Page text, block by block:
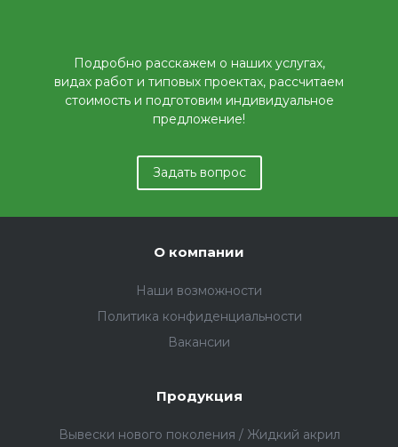
Подробно расскажем о наших услугах,
видах работ и типовых проектах, рассчитаем
стоимость и подготовим индивидуальное
предложение!
Задать вопрос
О компании
Наши возможности
Политика конфиденциальности
Вакансии
Продукция
Вывески нового поколения / Жидкий акрил